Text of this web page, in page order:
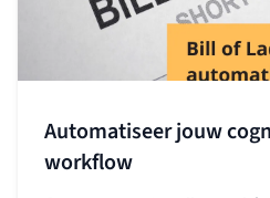
Automatiseer jouw
workflow